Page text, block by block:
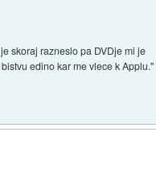
skoraj razneslo pa DVDje mi je
edino kar me vlece k Applu."